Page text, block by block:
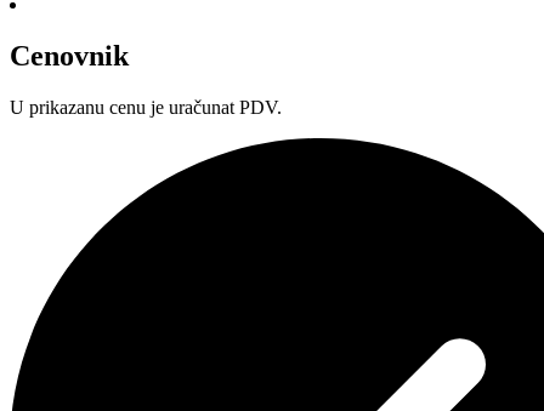
Cenovnik
U prikazanu cenu je uračunat PDV.